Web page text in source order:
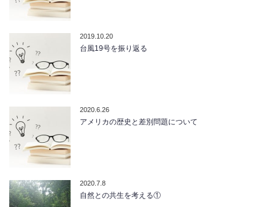
2019.10.20
台風19号を振り返る
2020.6.26
アメリカの歴史と差別問題について
2020.7.8
自然との共生を考える①